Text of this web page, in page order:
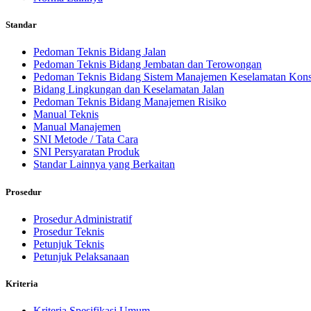
Standar
Pedoman Teknis Bidang Jalan
Pedoman Teknis Bidang Jembatan dan Terowongan
Pedoman Teknis Bidang Sistem Manajemen Keselamatan
Bidang Lingkungan dan Keselamatan Jalan
Pedoman Teknis Bidang Manajemen Risiko
Manual Teknis
Manual Manajemen
SNI Metode / Tata Cara
SNI Persyaratan Produk
Standar Lainnya yang Berkaitan
Prosedur
Prosedur Administratif
Prosedur Teknis
Petunjuk Teknis
Petunjuk Pelaksanaan
Kriteria